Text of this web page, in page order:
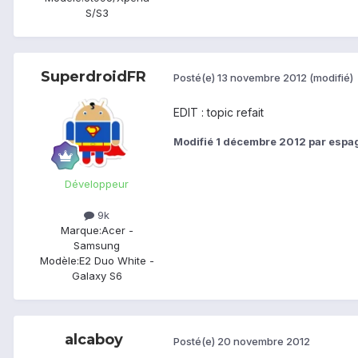
S/S3
SuperdroidFR
Développeur
9k
Marque:Acer -
Samsung
Modèle:E2 Duo White -
Galaxy S6
Posté(e) 13 novembre 2012 (modifié)
EDIT : topic refait
Modifié 1 décembre 2012 par
alcaboy Posté(e) 20 novembre 2012